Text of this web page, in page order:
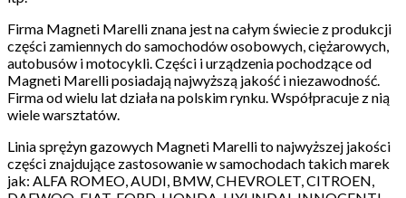
Firma Magneti Marelli znana jest na całym świecie z produkcji
części zamiennych do samochodów osobowych, ciężarowych,
autobusów i motocykli. Części i urządzenia pochodzące od
Magneti Marelli posiadają najwyższą jakość i niezawodność.
Firma od wielu lat działa na polskim rynku. Współpracuje z nią
wiele warsztatów.
Linia sprężyn gazowych Magneti Marelli to najwyższej jakości
części znajdujące zastosowanie w samochodach takich marek
jak: ALFA ROMEO, AUDI, BMW, CHEVROLET, CITROEN,